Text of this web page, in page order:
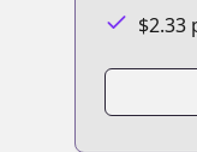
$2.33